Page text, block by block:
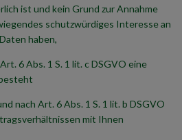
ist und kein Grund zur Annahme
schutzwürdiges Interesse an
haben,
6 Abs. 1 S. 1 lit. c DSGVO eine
nach Art. 6 Abs. 1 S. 1 lit. b DSGVO
mit Ihnen